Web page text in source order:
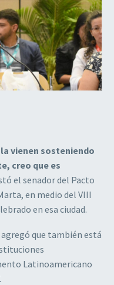
vienen sosteniendo
creo que es
el senador del Pacto
en medio del VIII
en esa ciudad.
que también está
Latinoamericano